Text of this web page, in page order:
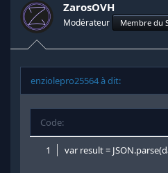
ZarosOVH
Modérateur Membre du
enziolepro25564 à dit:
Code:
var result =